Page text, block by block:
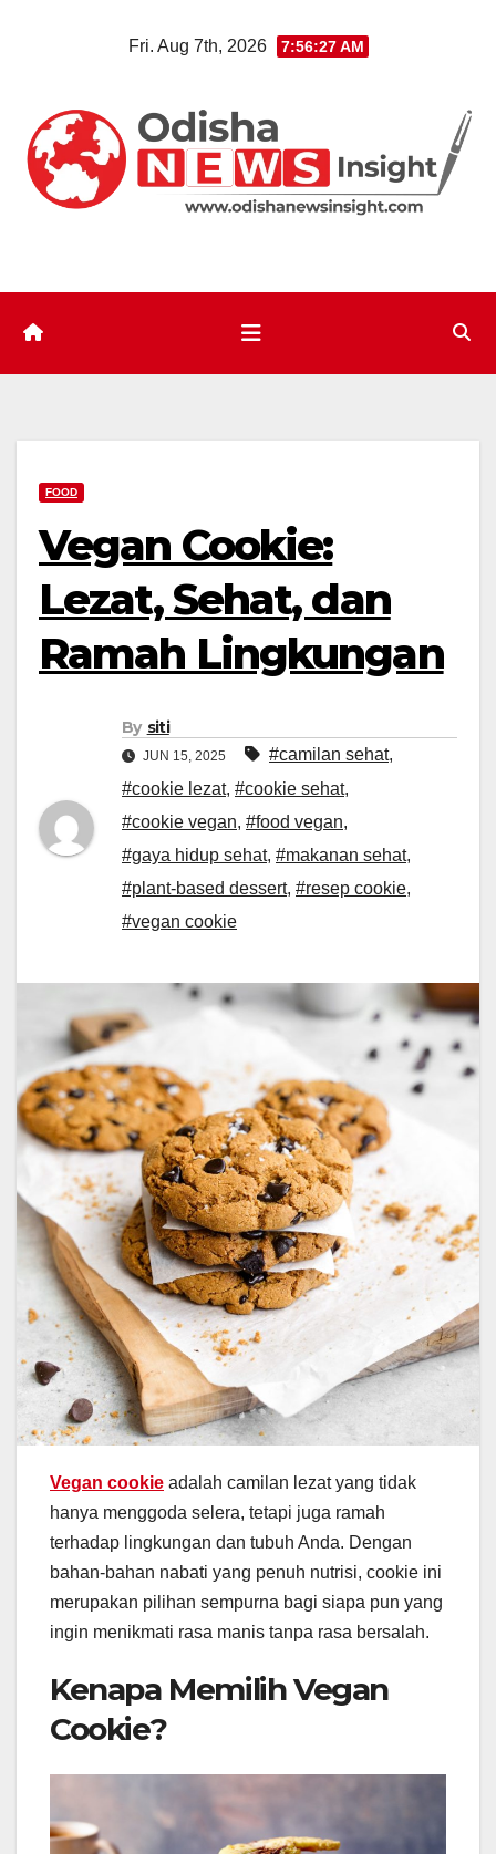
Fri. Aug 7th, 2026 7:56:28 AM
FOOD
Vegan Cookie:
Lezat, Sehat, dan
Ramah Lingkungan
By siti
JUN 15, 2025 #camilan sehat,
#cookie lezat, #cookie sehat,
#cookie vegan, #food vegan,
#gaya hidup sehat, #makanan sehat,
#plant-based dessert, #resep cookie,
#vegan cookie
Vegan cookie adalah camilan lezat yang tidak
hanya menggoda selera, tetapi juga ramah
terhadap lingkungan dan tubuh Anda. Dengan
bahan-bahan nabati yang penuh nutrisi, cookie ini
merupakan pilihan sempurna bagi siapa pun yang
ingin menikmati rasa manis tanpa rasa bersalah.
Kenapa Memilih Vegan
Cookie?